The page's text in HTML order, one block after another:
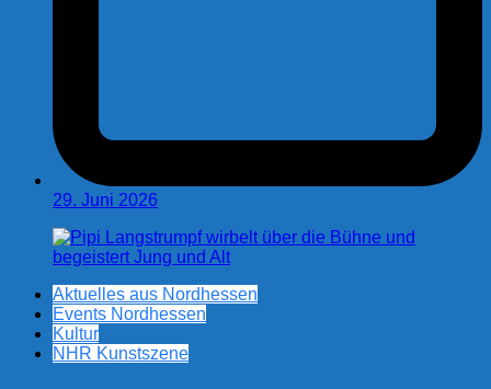
29. Juni 2026
Aktuelles aus Nordhessen
Events Nordhessen
Kultur
NHR Kunstszene